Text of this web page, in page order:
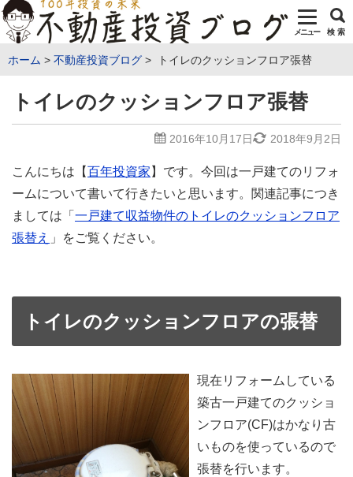
メニュー 検 索
ホーム 不動産投資ブログ トイレのクッションフロア張替
トイレのクッションフロア張替
2016年10月17日 2018年9月2日
こんにちは【百年投資家 】です。今回は一戸建てのリフォ
ームについて書いて行きたいと思います。関連記事につき
ましては「 一戸建て収益物件のトイレのクッションフロア
張替え
」をご覧ください。
トイレのクッションフロアの張替
現在リフォームしている
築古一戸建てのクッショ
ンフロア(CF)はかなり古
いものを使っているので
張替を行います。